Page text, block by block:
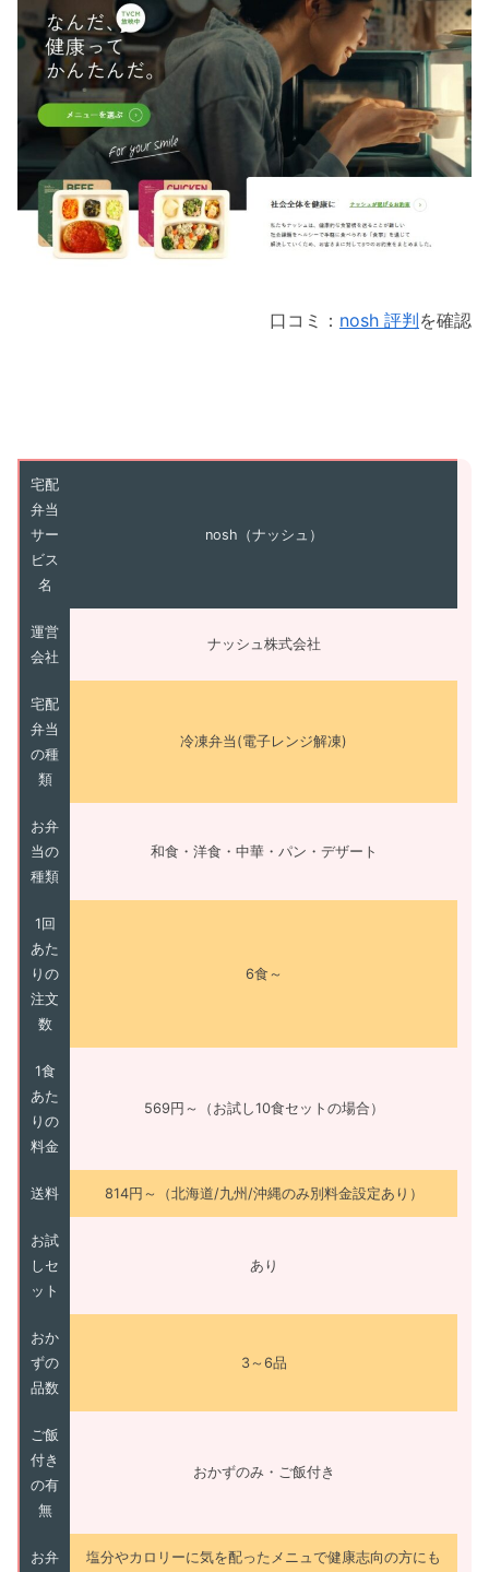
口コミ： nosh 評判を確認
宅配
弁当
サー
ビス
名
nosh（ナッシュ）
運営
会社
ナッシュ株式会社
宅配
弁当
の種
類
冷凍弁当(電子レンジ解凍)
お弁
当の
種類
和食・洋食・中華・パン・デザート
1回
あた
りの
注文
数
6食～
1食
あた
りの
料金
569円～（お試し10食セットの場合）
送料 814円～（北海道/九州/沖縄のみ別料金設定あり）
お試
しセ
ット
あり
おか
ずの
品数
3～6品
ご飯
付き
の有
無
おかずのみ・ご飯付き
お弁
塩分やカロリーに気を配ったメニュで健康志向の方にも